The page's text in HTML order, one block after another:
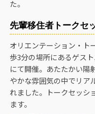
た。
先輩移住者トークセ
オリエンテーション・ト
歩3分の場所にあるゲス
にて開催。あたたかい陽
やかな雰囲気の中でリア
れました。トークセッシ
ます。